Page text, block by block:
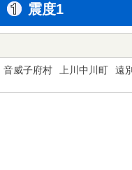
震度1
音威子府村 上川中川町 遠